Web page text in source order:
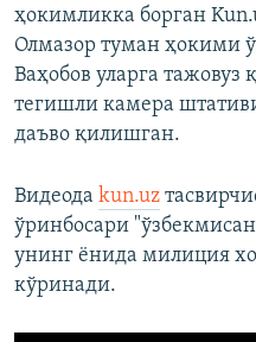
ҳокимликка борган
Олмазор туман ҳокими
Ваҳобов уларга тажовуз
тегишли камера
даъво қилишган.
Видеода kun.uz
ўринбосари
унинг ёнида милиция
кўринади.